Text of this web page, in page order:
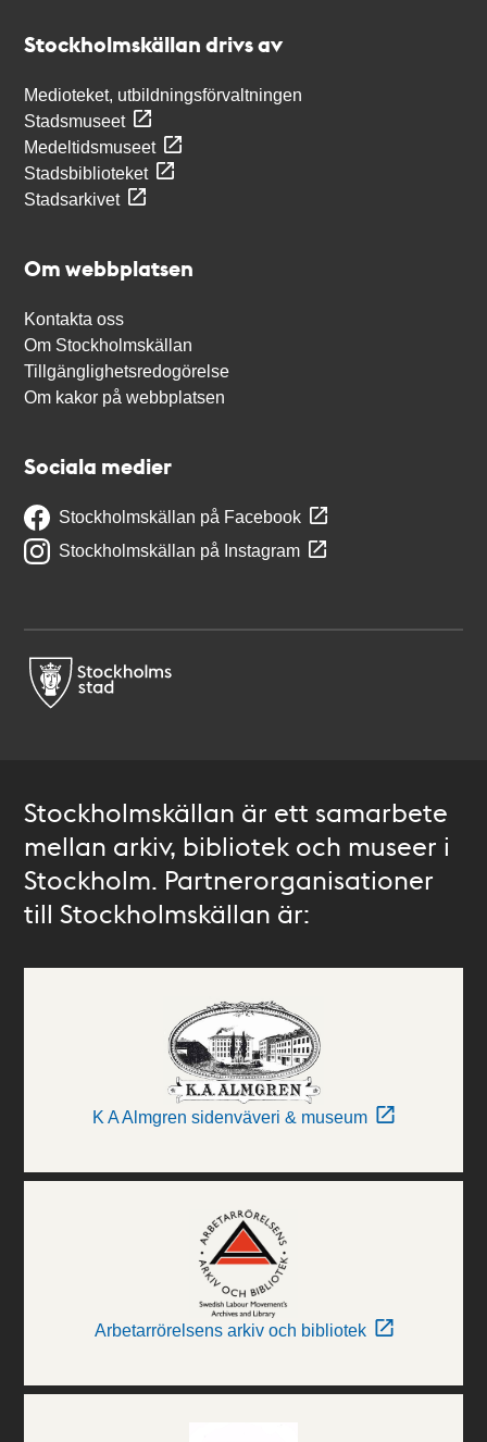
Stockholmskällan drivs av
Medioteket, utbildningsförvaltningen
Stadsmuseet
Medeltidsmuseet
Stadsbiblioteket
Stadsarkivet
Om webbplatsen
Kontakta oss
Om Stockholmskällan
Tillgänglighetsredogörelse
Om kakor på webbplatsen
Sociala medier
Stockholmskällan på Facebook
Stockholmskällan på Instagram
Stockholmskällan är ett samarbete
mellan arkiv, bibliotek och museer i
Stockholm. Partnerorganisationer
till Stockholmskällan är:
K A Almgren sidenväveri & museum
Arbetarrörelsens arkiv och bibliotek